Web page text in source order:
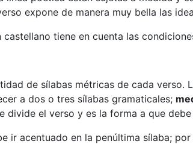
expone de manera muy bella las
tiene en cuenta las
de sílabas métricas de cada verso.
a dos o tres sílabas gramaticales;
divide el verso y es la forma a que
ir acentuado en la penúltima sílaba;